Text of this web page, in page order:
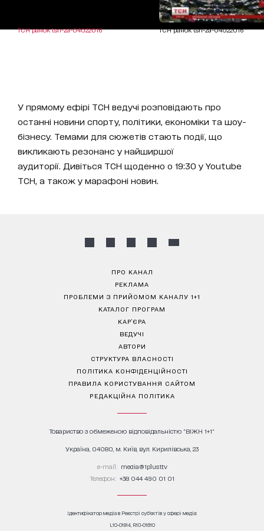
ТСН ранок tsn-za-04022016 ТСН ранок tsn-za-04022016
У прямому ефірі ТСН ведучі розповідають про
останні новини спорту, політики, економіки та шоу-
бізнесу. Темами для сюжетів стають події, що
викликають резонанс у найширшої
аудиторії. Дивіться ТСН щоденно о 19:30 у Youtube
ТСН, а також у марафоні новин.
ПРО КАНАЛ
РЕКЛАМА
ПРОБЛЕМИ З ПРИЙОМОМ КАНАЛУ 1+1
КАТАЛОГ ПРОГРАМ
КАР’ЄРА
ВЕДУЧІ
АВТОРИ
СТРУКТУРА ВЛАСНОСТІ
ПОЛІТИКА КОНФІДЕНЦІЙНОСТІ
ПРАВИЛА КОРИСТУВАННЯ САЙТОМ
РЕДАКЦІЙНА ПОЛІТИКА
Товариство з обмеженою відповідальністю "ВІЖН 1+1"
Україна, 04080, м. Київ, вул. Кирилівська, 23
е-mail: media@1plus1.tv
Телефон: +38 044 490 01 01
Ідентифікатор медіа в Реєстрі суб’єктів у сфері медіа:
L10-01914, R10-01810